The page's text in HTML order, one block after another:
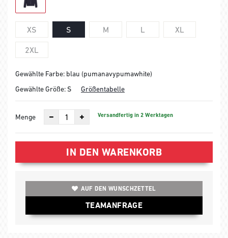
XS S M L XL
2XL
Gewählte Farbe: blau (pumanavypumawhite)
Gewählte Größe:S Größentabelle
Menge Versandfertig in 2 Werktagen
IN DEN WARENKORB
AUF DEN WUNSCHZETTEL
TEAMANFRAGE